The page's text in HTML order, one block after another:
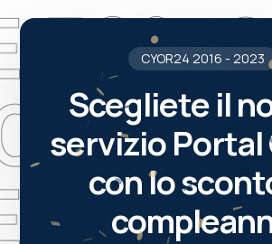
CYOR24 2016 - 2023
Scegliete il
servizio Portal
con lo